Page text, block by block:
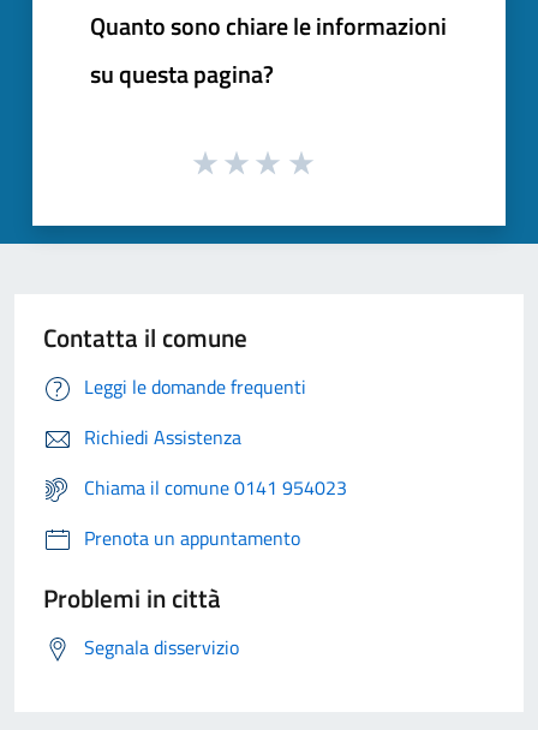
Quanto sono chiare le informazioni
su questa pagina?
Contatta il comune
Leggi le domande frequenti
Richiedi Assistenza
Chiama il comune 0141 954023
Prenota un appuntamento
Problemi in città
Segnala disservizio